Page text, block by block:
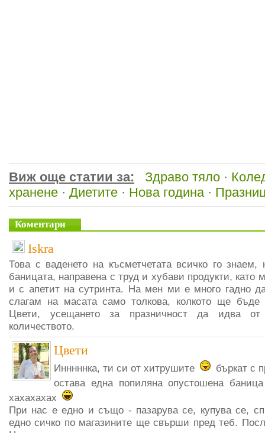
Виж още статии за: Здраво тяло ·
хранене · Диетите · Нова година·
Коментари
Iskra
Това с ваденето на късметчетата всичко го
баницата, направена с труд и хубави продукти,
и с апетит на сутринта. На мен ми е много гадно
слагам на масата само толкова, колкото ще бъде
Цвети, усещането за празничност да идва
количеството.
Цвети
Инннннка, ти си от хитрушите
бъркат с
остава една попиляна опустошена
хахахахах
При нас е едно и също - пазарува се, купува се,
едно сичко по магазините ще свърши пред теб.